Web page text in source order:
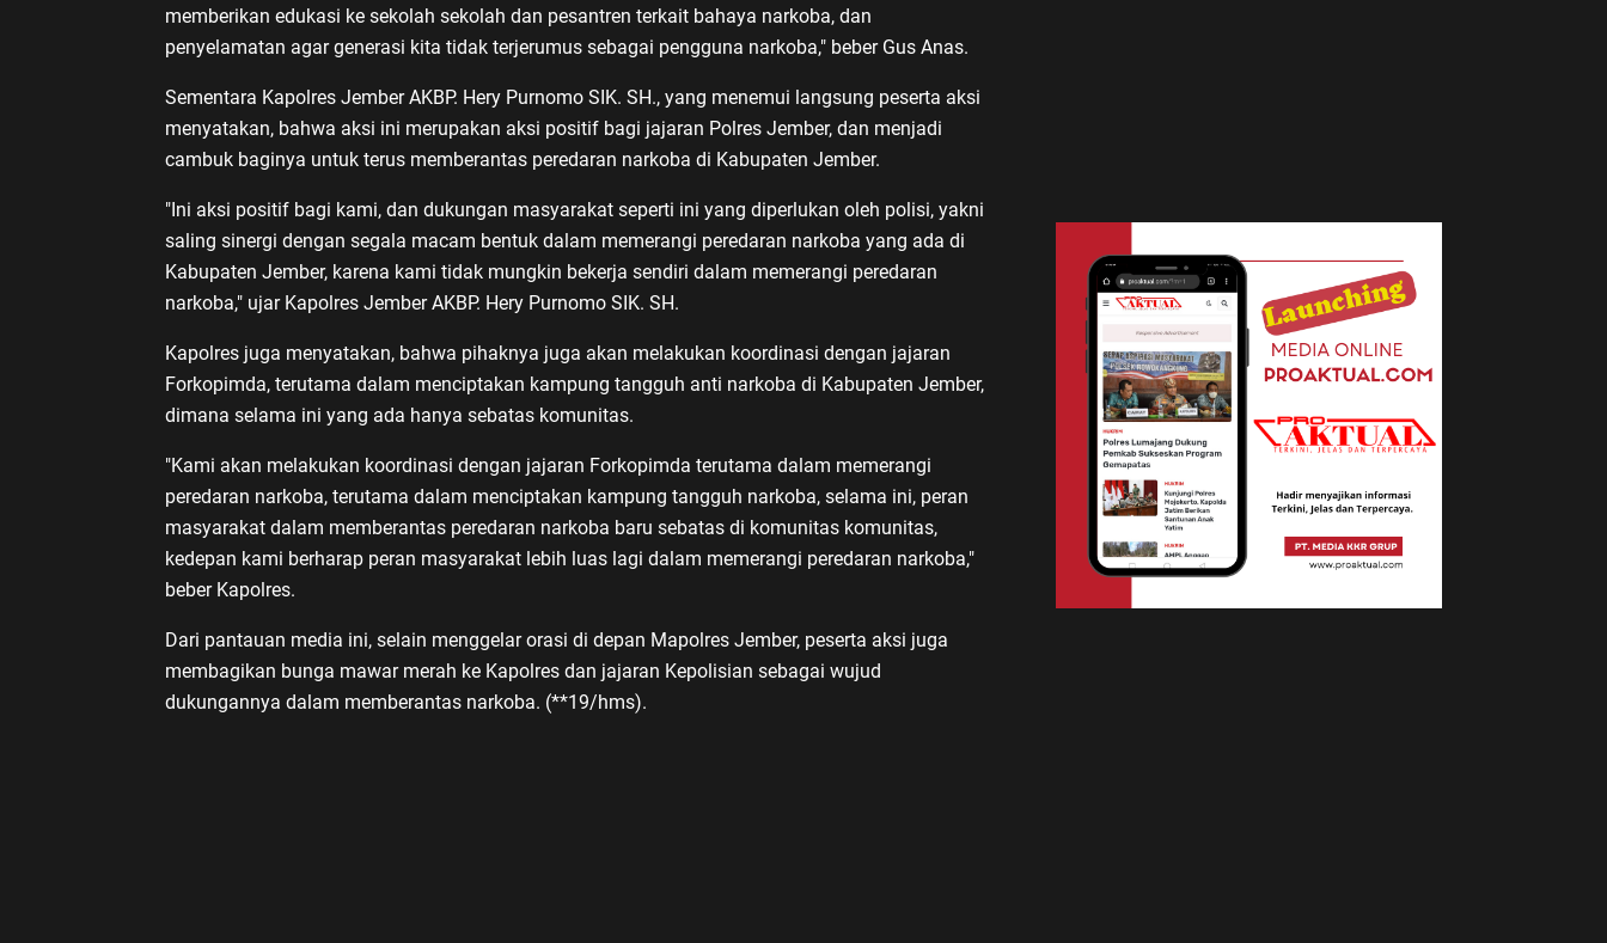
memberikan edukasi ke sekolah sekolah dan pesantren terkait bahaya narkoba, dan
penyelamatan agar generasi kita tidak terjerumus sebagai pengguna narkoba," beber Gus Anas.
Sementara Kapolres Jember AKBP. Hery Purnomo SIK. SH., yang menemui langsung peserta aksi
menyatakan, bahwa aksi ini merupakan aksi positif bagi jajaran Polres Jember, dan menjadi
cambuk baginya untuk terus memberantas peredaran narkoba di Kabupaten Jember.
"Ini aksi positif bagi kami, dan dukungan masyarakat seperti ini yang diperlukan oleh polisi, yakni
saling sinergi dengan segala macam bentuk dalam memerangi peredaran narkoba yang ada di
Kabupaten Jember, karena kami tidak mungkin bekerja sendiri dalam memerangi peredaran
narkoba," ujar Kapolres Jember AKBP. Hery Purnomo SIK. SH.
Kapolres juga menyatakan, bahwa pihaknya juga akan melakukan koordinasi dengan jajaran
Forkopimda, terutama dalam menciptakan kampung tangguh anti narkoba di Kabupaten Jember,
dimana selama ini yang ada hanya sebatas komunitas.
"Kami akan melakukan koordinasi dengan jajaran Forkopimda terutama dalam memerangi
peredaran narkoba, terutama dalam menciptakan kampung tangguh narkoba, selama ini, peran
masyarakat dalam memberantas peredaran narkoba baru sebatas di komunitas komunitas,
kedepan kami berharap peran masyarakat lebih luas lagi dalam memerangi peredaran narkoba,"
beber Kapolres.
Dari pantauan media ini, selain menggelar orasi di depan Mapolres Jember, peserta aksi juga
membagikan bunga mawar merah ke Kapolres dan jajaran Kepolisian sebagai wujud
dukungannya dalam memberantas narkoba. (**19/hms).